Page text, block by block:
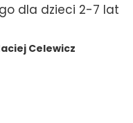
dla dzieci 2-7 lat
Celewicz